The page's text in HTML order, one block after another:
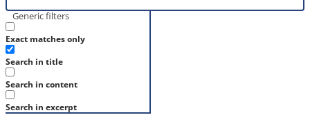
Generic filters
Exact matches only
Search in title
Search in content
Search in excerpt